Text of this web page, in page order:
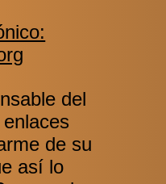
del
de su
así lo